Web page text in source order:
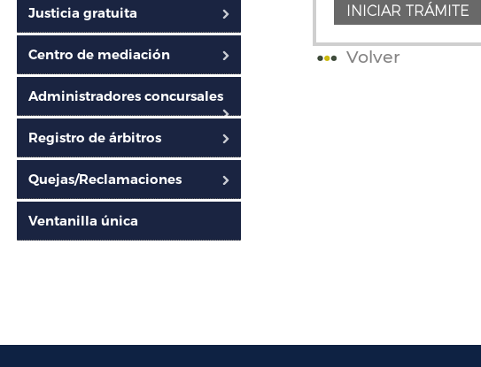
Justicia gratuita
Centro de mediación
Administradores concursales
Registro de árbitros
Quejas/Reclamaciones
Ventanilla única
Volver